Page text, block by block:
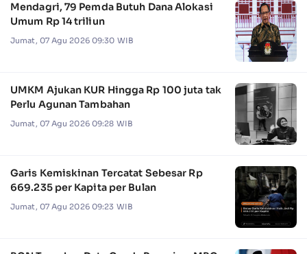
Mendagri, 79 Pemda Butuh Dana Alokasi
Umum Rp 14 triliun
Jumat, 07 Agu 2026 09:30 WIB
UMKM Ajukan KUR Hingga Rp 100 juta tak
Perlu Agunan Tambahan
Jumat, 07 Agu 2026 09:28 WIB
Garis Kemiskinan Tercatat Sebesar Rp
669.235 per Kapita per Bulan
Jumat, 07 Agu 2026 09:23 WIB